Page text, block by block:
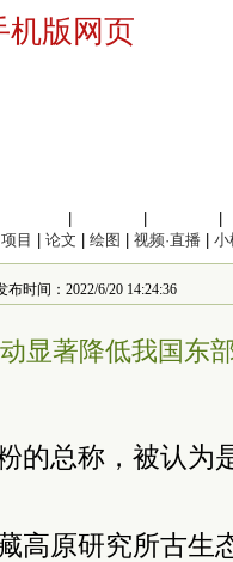
机版网页
目 论文 绘图 视频·直播 小
时间：2022/6/20 14:24:36
显著降低我国东
的总称，被认为
高原研究所古生